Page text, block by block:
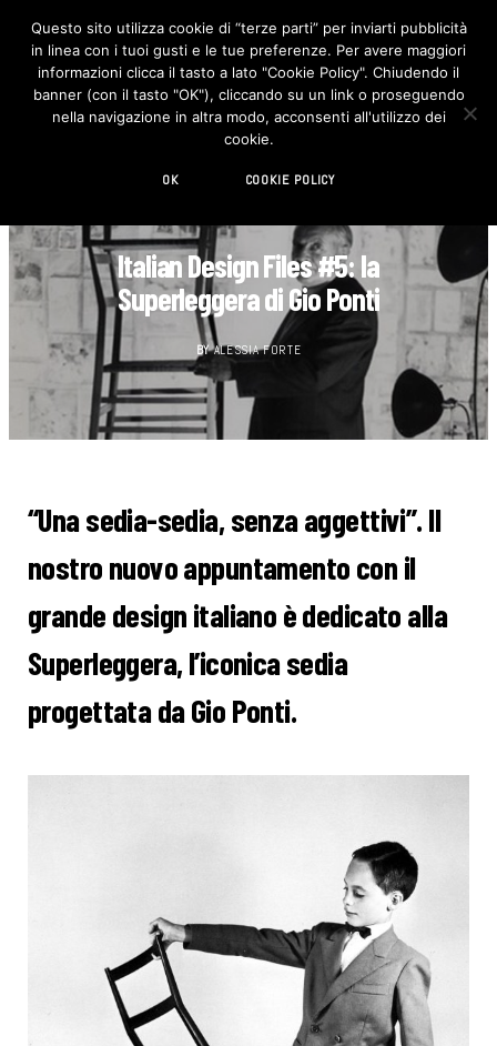
F
c
e
b
o
I
n
s
t
Italian Design Files #5: la
Superleggera di Gio Ponti
BY ALESSIA FORTE
“Una sedia-sedia, senza aggettivi”. Il
nostro nuovo appuntamento con il
grande design italiano è dedicato alla
Superleggera, l’iconica sedia
progettata da Gio Ponti.
Questo sito utilizza cookie di “terze parti” per inviarti pubblicità
in linea con i tuoi gusti e le tue preferenze. Per avere maggiori
informazioni clicca il tasto a lato "Cookie Policy". Chiudendo il
banner (con il tasto "OK"), cliccando su un link o proseguendo
nella navigazione in altra modo, acconsenti all'utilizzo dei
cookie.
OK COOKIE POLICY